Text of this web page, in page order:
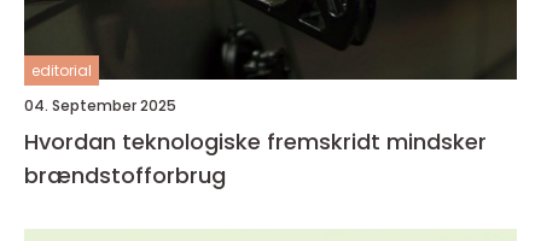
editorial
04. September 2025
Hvordan teknologiske fremskridt mindsker
brændstofforbrug